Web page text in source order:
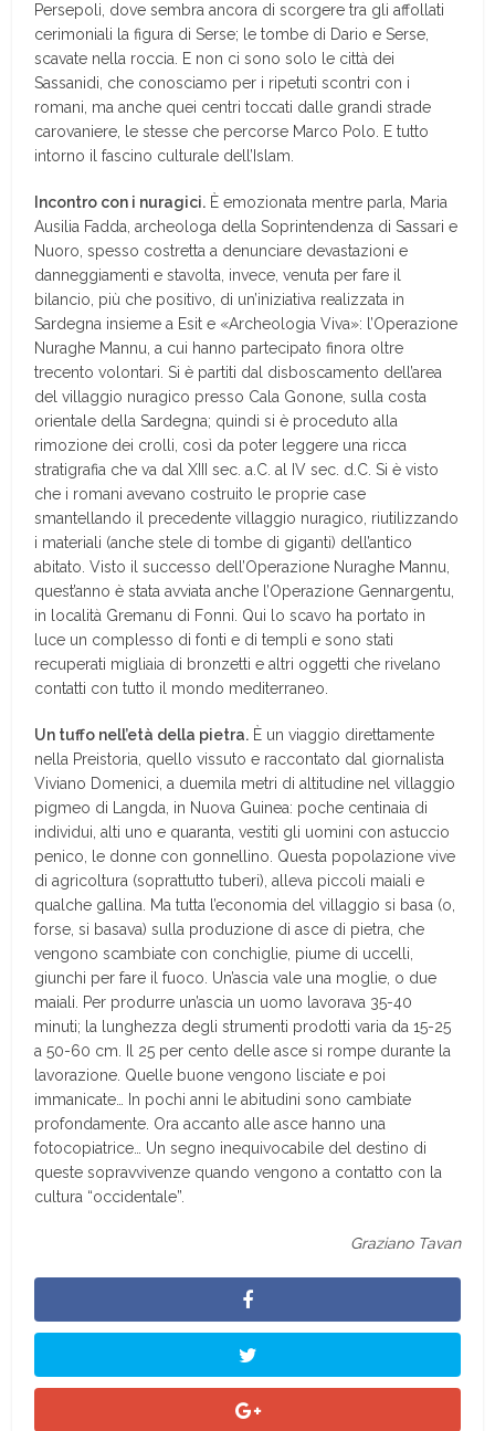
Persepoli, dove sembra ancora di scorgere tra gli affollati
cerimoniali la figura di Serse; le tombe di Dario e Serse,
scavate nella roccia. E non ci sono solo le città dei
Sassanidi, che conosciamo per i ripetuti scontri con i
romani, ma anche quei centri toccati dalle grandi strade
carovaniere, le stesse che percorse Marco Polo. E tutto
intorno il fascino culturale dell’Islam.
Incontro con i nuragici. È emozionata mentre parla, Maria
Ausilia Fadda, archeologa della Soprintendenza di Sassari e
Nuoro, spesso costretta a denunciare devastazioni e
danneggiamenti e stavolta, invece, venuta per fare il
bilancio, più che positivo, di un’iniziativa realizzata in
Sardegna insieme a Esit e «Archeologia Viva»: l’Operazione
Nuraghe Mannu, a cui hanno partecipato finora oltre
trecento volontari. Si è partiti dal disboscamento dell’area
del villaggio nuragico presso Cala Gonone, sulla costa
orientale della Sardegna; quindi si è proceduto alla
rimozione dei crolli, così da poter leggere una ricca
stratigrafia che va dal XIII sec. a.C. al IV sec. d.C. Si è visto
che i romani avevano costruito le proprie case
smantellando il precedente villaggio nuragico, riutilizzando
i materiali (anche stele di tombe di giganti) dell’antico
abitato. Visto il successo dell’Operazione Nuraghe Mannu,
quest’anno è stata avviata anche l’Operazione Gennargentu,
in località Gremanu di Fonni. Qui lo scavo ha portato in
luce un complesso di fonti e di templi e sono stati
recuperati migliaia di bronzetti e altri oggetti che rivelano
contatti con tutto il mondo mediterraneo.
Un tuffo nell’età della pietra. È un viaggio direttamente
nella Preistoria, quello vissuto e raccontato dal giornalista
Viviano Domenici, a duemila metri di altitudine nel villaggio
pigmeo di Langda, in Nuova Guinea: poche centinaia di
individui, alti uno e quaranta, vestiti gli uomini con astuccio
penico, le donne con gonnellino. Questa popolazione vive
di agricoltura (soprattutto tuberi), alleva piccoli maiali e
qualche gallina. Ma tutta l’economia del villaggio si basa (o,
forse, si basava) sulla produzione di asce di pietra, che
vengono scambiate con conchiglie, piume di uccelli,
giunchi per fare il fuoco. Un’ascia vale una moglie, o due
maiali. Per produrre un’ascia un uomo lavorava 35-40
minuti; la lunghezza degli strumenti prodotti varia da 15-25
a 50-60 cm. Il 25 per cento delle asce si rompe durante la
lavorazione. Quelle buone vengono lisciate e poi
immanicate… In pochi anni le abitudini sono cambiate
profondamente. Ora accanto alle asce hanno una
fotocopiatrice… Un segno inequivocabile del destino di
queste sopravvivenze quando vengono a contatto con la
cultura “occidentale”.
Graziano Tavan